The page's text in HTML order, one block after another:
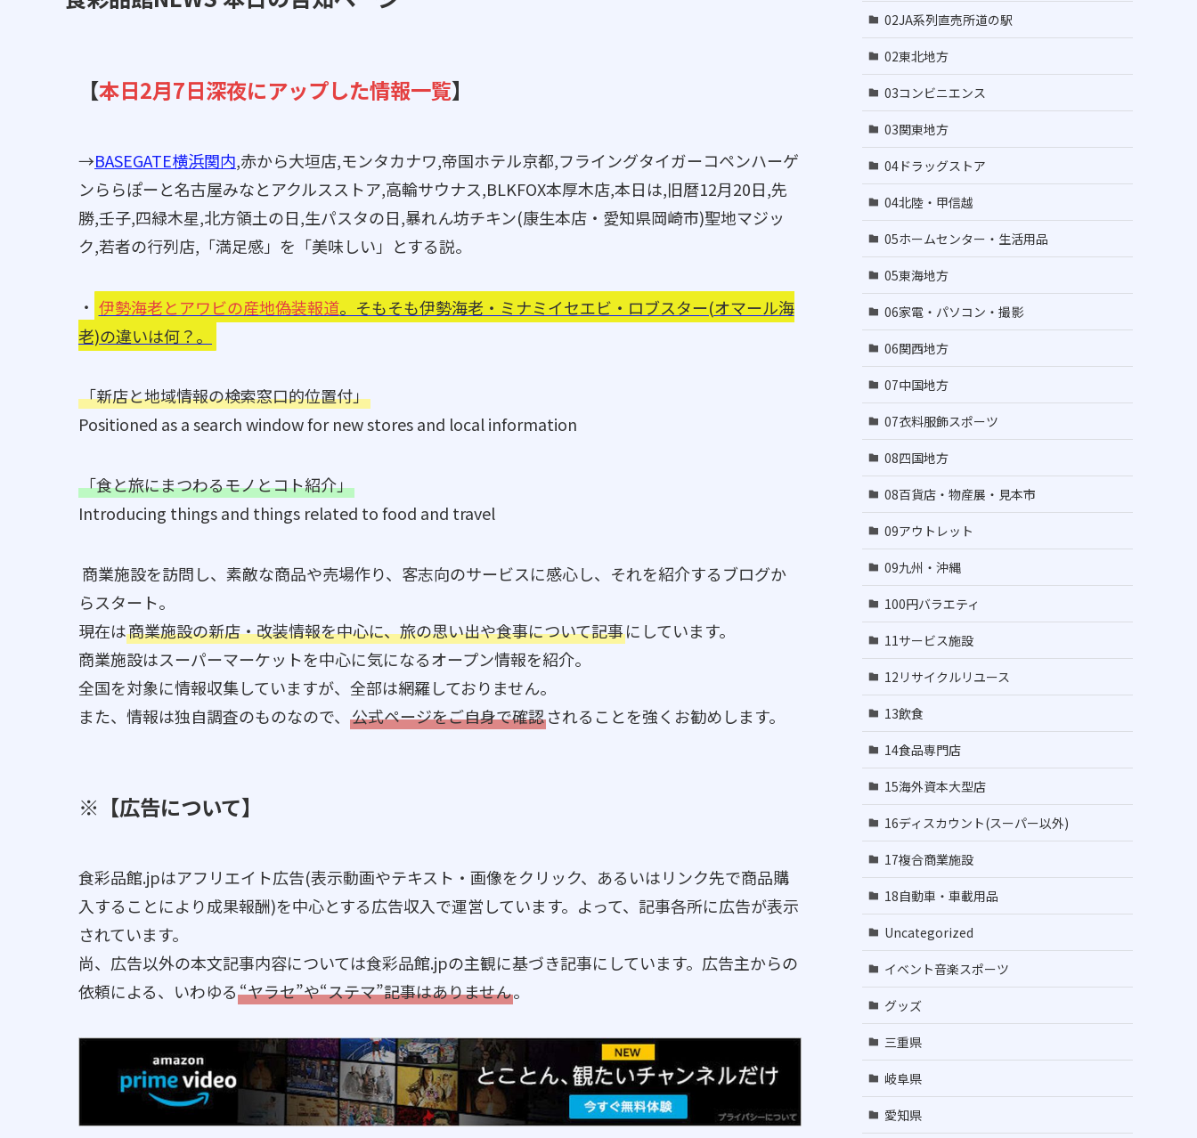
【本日2月7日深夜にアップした情報一覧】
→BASEGATE横浜関内,赤から大垣店,モンタカナワ,帝国ホテル京都,フライングタイガーコペンハーゲ
ンららぽーと名古屋みなとアクルスストア,高輪サウナス,BLKFOX本厚木店,本日は,旧暦12月20日,先
勝,壬子,四緑木星,北方領土の日,生パスタの日,暴れん坊チキン(康生本店・愛知県岡崎市)聖地マジッ
ク,若者の行列店,「満足感」を「美味しい」とする説。
・ 伊勢海老とアワビの産地偽装報道。そもそも伊勢海老・ミナミイセエビ・ロブスター(オマール海
老)の違いは何？。
「新店と地域情報の検索窓口的位置付」
Positioned as a search window for new stores and local information
「食と旅にまつわるモノとコト紹介」
Introducing things and things related to food and travel
商業施設を訪問し、素敵な商品や売場作り、客志向のサービスに感心し、それを紹介するブログか
らスタート。
現在は商業施設の新店・改装情報を中心に、旅の思い出や食事について記事にしています。
商業施設はスーパーマーケットを中心に気になるオープン情報を紹介。
全国を対象に情報収集していますが、全部は網羅しておりません。
また、情報は独自調査のものなので、 公式ページをご自身で確認されることを強くお勧めします。
※【広告について】
食彩品館.jpはアフリエイト広告(表示動画やテキスト・画像をクリック、あるいはリンク先で商品購
入することにより成果報酬)を中心とする広告収入で運営しています。よって、記事各所に広告が表示
されています。
尚、広告以外の本文記事内容については食彩品館.jpの主観に基づき記事にしています。広告主からの
依頼による、いわゆる“ヤラセ”や“ステマ”記事はありません。
02JA系列直売所道の駅
02東北地方
03コンビニエンス
03関東地方
04ドラッグストア
04北陸・甲信越
05ホームセンター・生活用品
05東海地方
06家電・パソコン・撮影
06関西地方
07中国地方
07衣料服飾スポーツ
08四国地方
08百貨店・物産展・見本市
09アウトレット
09九州・沖縄
100円バラエティ
11サービス施設
12リサイクルリユース
13飲食
14食品専門店
15海外資本大型店
16ディスカウント(スーパー以外)
17複合商業施設
18自動車・車載用品
Uncategorized
イベント音楽スポーツ
グッズ
三重県
岐阜県
愛知県